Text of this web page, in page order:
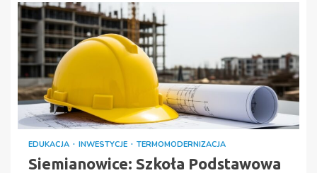
EDUKACJA INWESTYCJE TERMOMODERNIZACJA
Siemianowice: Szkoła Podstawowa